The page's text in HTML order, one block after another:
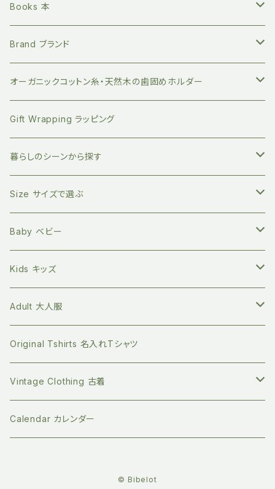
繰り返し長く使える ステンレスボトル
地球にやさしい 竹歯ブラシ
持ち運びに便利 竹歯ブラシケース
竹のデンタルスティックフロス
小分けに便利 ベジバッグ
繰り返し使える ストロー
オーガニックコットン100% エコバッグ
自然素材のキッチン用品
天然へちまスポンジ
オーガニック100% マイカトラリーセット
プラフリーのステンレス保存容器セット
GOTS認証 メッシュエコバッグ
珪藻土 歯ブラシスタンド
マイクロプラを防ぐ 洗濯ネット
ステンレスの洗濯ばさみ
Books 本
絵本 赤ちゃん向け
絵本 お子さまへ
絵本 大人向け
英語の絵本 (日本語CD付き)
バイリンガル絵本(英語と日本語)
環境問題関連の本
食べ物の本
ファッションの本
ライフスタイルの本
デザインの本
ジェンダーの本
Brand ブランド
FUB ファブ
EAST END HIGHLANDERS
SLEEP NO MORE スリープノーモア
Zoologia ズーロジア
Born to Explore ボーントゥエクスプロアー
Petites Pommes プティットポム
mana.ORGANIC LIVING
シリコンボトル
Bibelot ビベロ
ビベロの子ども服
ビベロのオーダーメイドバッグ
天衣無縫
People Tree ピープルツリー
オーガニックコットン糸・天然木の歯固めホルダー
おしゃぶり・おもちゃホルダー
マグホルダー
マルチホルダー
Gift Wrapping ラッピング
暮らしのシーンから探す
地球にやさしく暮らす
マルチレスキューバーム
キッチングッズ
親子の絵本時間に
かわいいあの子の出産祝いに
本を読む時間を作ってみる
ゆっくりのんびり過ごす
お誕生日プレゼントに
新年の支度に
Size サイズで選ぶ
新生児サイズ
60サイズ 3ヶ月
70サイズ 6ヶ月
80サイズ 12-18ヶ月
90サイズ 2-3歳
100サイズ 3-4歳
Baby ベビー
Tops トップス
Long sleeve 長袖
Short sleeve 半袖
Bottoms ボトムス
Romper ロンパース
Dress ワンピース
Socks ソックス
Kids キッズ
Tops トップス
Long sleeve 長袖
Short sleeve 半袖
Bottoms ボトムス
Dress ワンピース
Jacket ジャケット
Adult 大人服
Tops トップス
Botoms ボトムス
Dress ワンピース
Original Tshirts 名入れTシャツ
Vintage Clothing 古着
Knit ニット
Calendar カレンダー
© Bibelot